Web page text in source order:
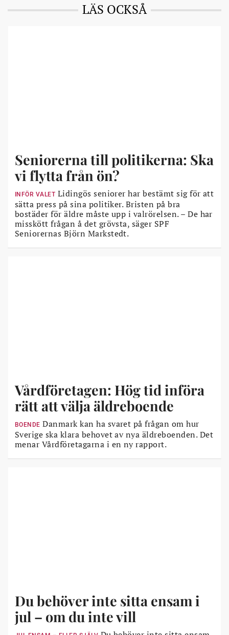
LÄS OCKSÅ
Seniorerna till politikerna: Ska
vi flytta från ön?
INFÖR VALET Lidingös seniorer har bestämt sig för att
sätta press på sina politiker. Bristen på bra
bostäder för äldre måste upp i valrörelsen. – De har
misskött frågan å det grövsta, säger SPF
Seniorernas Björn Markstedt.
Vårdföretagen: Hög tid införa
rätt att välja äldreboende
BOENDE Danmark kan ha svaret på frågan om hur
Sverige ska klara behovet av nya äldreboenden. Det
menar Vårdföretagarna i en ny rapport.
Du behöver inte sitta ensam i
jul – om du inte vill